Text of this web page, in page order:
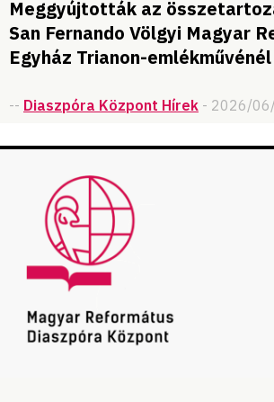
Meggyújtották az
San Fernando Völgyi Magyar
Egyház Trianon-emlékművénél
-- Diaszpóra Központ Hírek - 2026/